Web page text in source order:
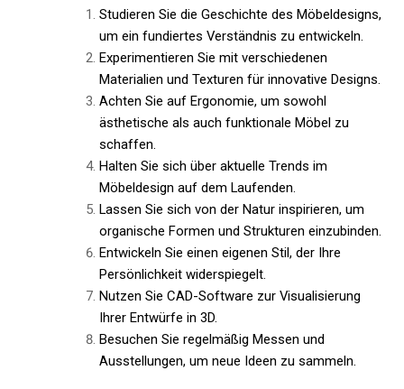
Studieren Sie die Geschichte des Möbeldesigns,
um ein fundiertes Verständnis zu entwickeln.
Experimentieren Sie mit verschiedenen
Materialien und Texturen für innovative Designs.
Achten Sie auf Ergonomie, um sowohl
ästhetische als auch funktionale Möbel zu
schaffen.
Halten Sie sich über aktuelle Trends im
Möbeldesign auf dem Laufenden.
Lassen Sie sich von der Natur inspirieren, um
organische Formen und Strukturen einzubinden.
Entwickeln Sie einen eigenen Stil, der Ihre
Persönlichkeit widerspiegelt.
Nutzen Sie CAD-Software zur Visualisierung
Ihrer Entwürfe in 3D.
Besuchen Sie regelmäßig Messen und
Ausstellungen, um neue Ideen zu sammeln.